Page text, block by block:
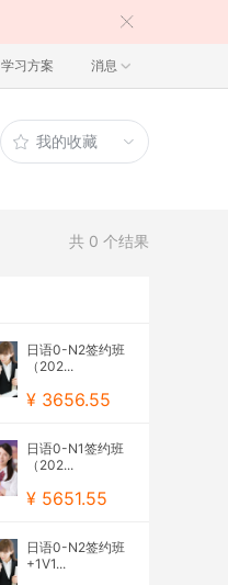
学习方案 消息
我的收藏
共 0 个结果
日语0-N2签约班
（202...
¥ 3656.55
日语0-N1签约班
（202...
¥ 5651.55
日语0-N2签约班
+1V1...